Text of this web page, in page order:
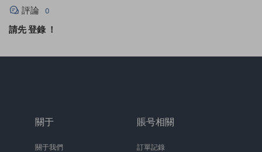
評論 0
請先登錄 ！
關于
關于我們
賬号相關
訂單記錄